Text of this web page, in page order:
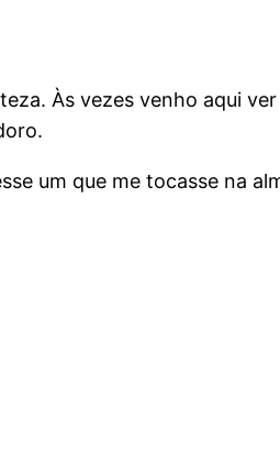
Às vezes venho aqui
um que me tocasse na